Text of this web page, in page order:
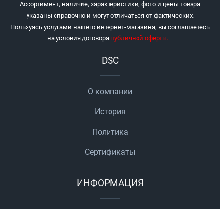
Ассортимент, наличие, характеристики, фото и цены товара
указаны справочно и могут отличаться от фактических.
Пользуясь услугами нашего интернет-магазина, вы соглашаетесь
на условия договора публичной оферты.
DSC
О компании
История
Политика
Сертификаты
ИНФОРМАЦИЯ